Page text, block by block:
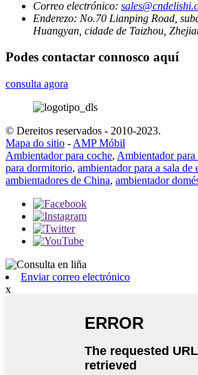
Correo electrónico:
Enderezo: No.70 Lianping Road,
Huangyan, cidade de Taizhou,
Podes contactar connosco aquí
consulta agora
© Dereitos reservados - 2010-2023.
Mapa do sitio - AMP Móbil
Ambientador para coche, Ambientador
para dormitorio, ambientador para a sala de
ambientadores de China, ambientador
Enviar correo electrónico
x